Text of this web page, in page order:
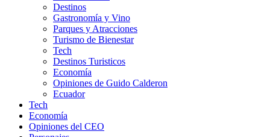
Destinos
Gastronomía y Vino
Parques y Atracciones
Turismo de Bienestar
Tech
Destinos Turisticos
Economía
Opiniones de Guido Calderon
Ecuador
Tech
Economía
Opiniones del CEO